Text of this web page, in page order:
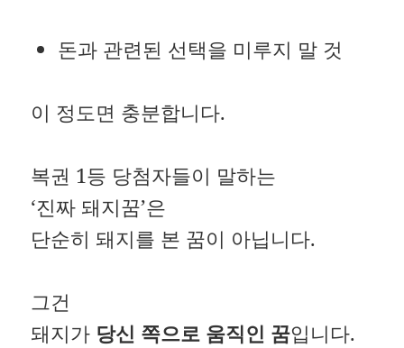
돈과 관련된 선택을 미루지 말 것
이 정도면 충분합니다.
복권 1등 당첨자들이 말하는
‘진짜 돼지꿈’은
단순히 돼지를 본 꿈이 아닙니다.
그건
돼지가 당신 쪽으로 움직인 꿈입니다.